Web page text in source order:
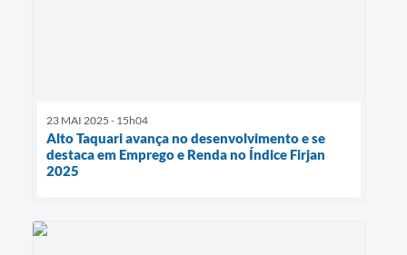
23 MAI 2025 - 15h04
Alto Taquari avança no desenvolvimento e se
destaca em Emprego e Renda no Índice Firjan
2025